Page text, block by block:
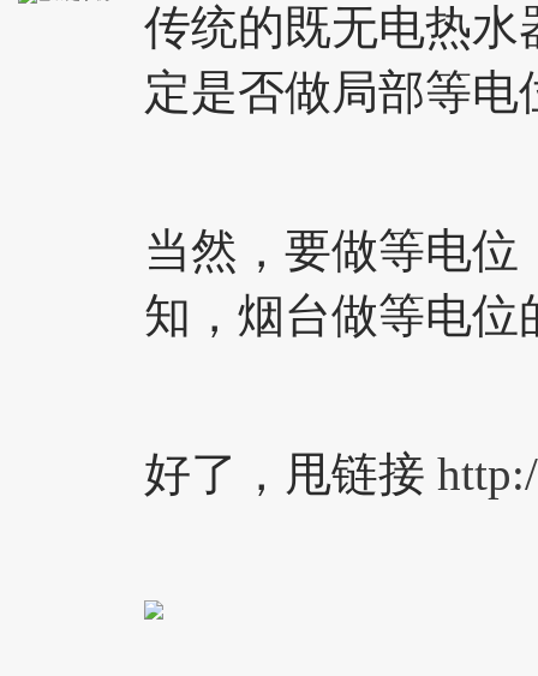
传统的既无电热水
定是否做局部等电
当然，要做等电
知，烟台做等电位
好了，甩链接